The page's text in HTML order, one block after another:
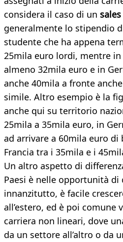
considera il caso di un
generalmente lo stipendio
studente che ha appena
25mila euro lordi, mentre in
almeno 32mila euro e in
anche 40mila a fronte
simile. Altro esempio è la
anche qui su territorio
25mila a 35mila euro, in
ad arrivare a 60mila euro di
Francia tra i 35mila e i
Un altro aspetto di
Paesi è nelle opportunità di
innanzitutto, è facile
all’estero, ed è poi comune
carriera non lineari, dove
da un settore all’altro o da